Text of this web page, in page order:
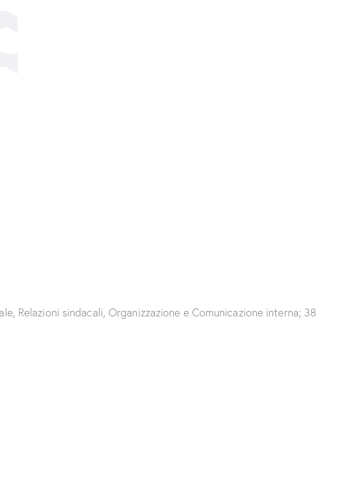
Relazioni sindacali, Organizzazione e Comunicazione interna; 38